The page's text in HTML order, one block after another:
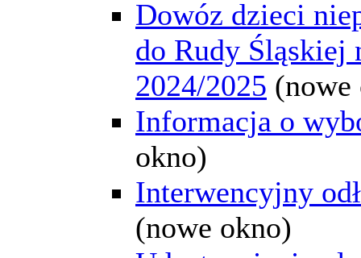
Dowóz dzieci
do Rudy Śląskiej
2024/2025 (nowe
Informacja o
okno)
Interwencyjny
(nowe okno)